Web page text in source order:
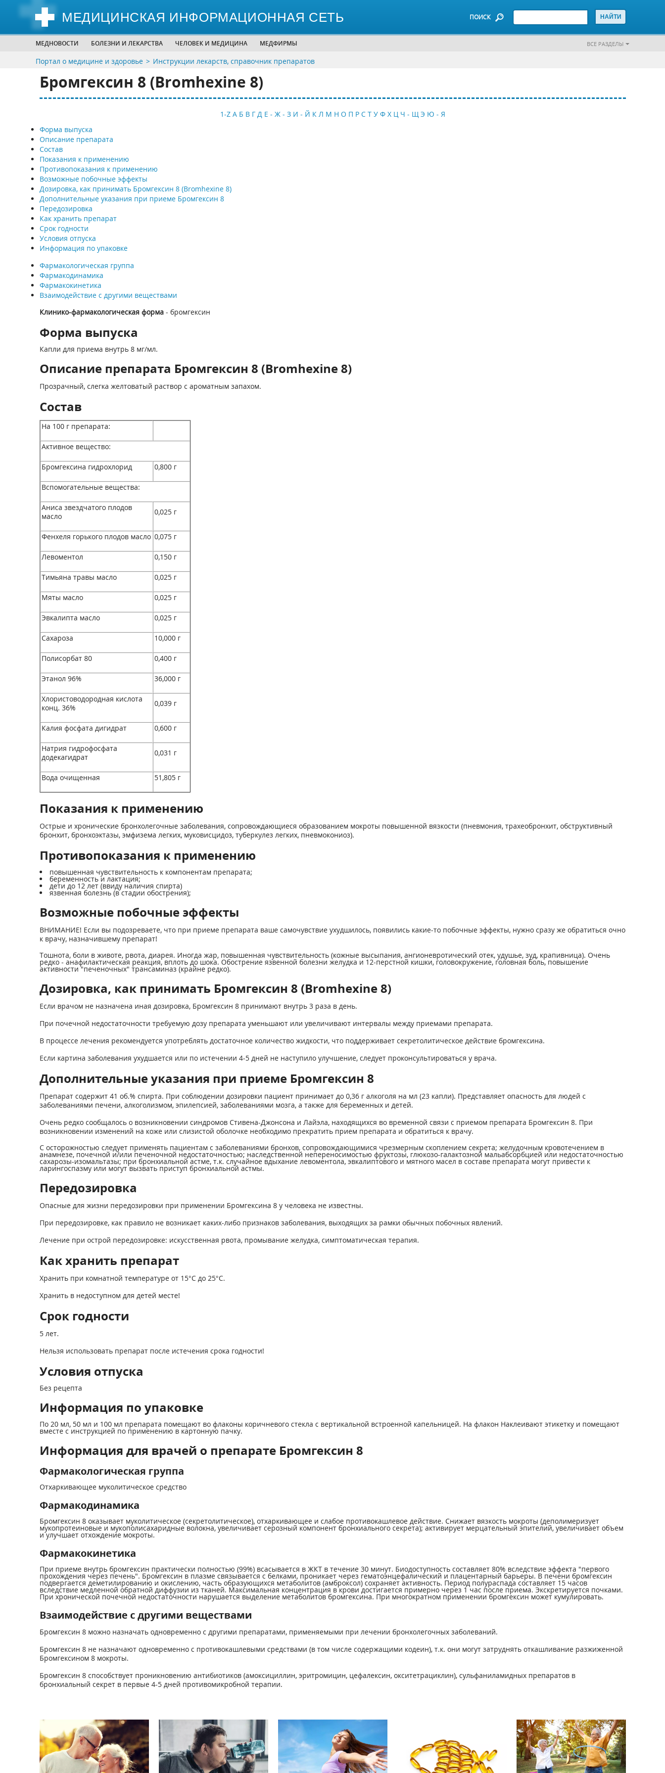
МЕДИЦИНСКАЯ ИНФОРМАЦИОННАЯ СЕТЬ ПОИСК
МЕДНОВОСТИ БОЛЕЗНИ И ЛЕКАРСТВА ЧЕЛОВЕК И МЕДИЦИНА МЕДФИРМЫ ВСЕ РАЗДЕЛЫ
Портал о медицине и здоровье Инструкции лекарств, справочник препаратов
Бромгексин 8 (Bromhexine 8)
1-Z А Б В Г Д Е - Ж - З И - Й К Л М Н О П Р С Т У Ф Х Ц Ч - Щ Э Ю - Я
Форма выпуска
Описание препарата
Состав
Показания к применению
Противопоказания к применению
Возможные побочные эффекты
Дозировка, как принимать Бромгексин 8 (Bromhexine 8)
Дополнительные указания при приеме Бромгексин 8
Передозировка
Как хранить препарат
Срок годности
Условия отпуска
Информация по упаковке
Фармакологическая группа
Фармакодинамика
Фармакокинетика
Взаимодействие с другими веществами
Клинико-фармакологическая форма- бромгексин
Форма выпуска
Капли для приема внутрь 8 мг/мл.
Описание препарата Бромгексин 8 (Bromhexine 8)
Прозрачный, слегка желтоватый раствор с ароматным запахом.
Состав
На 100 г препарата:
Активное вещество:
Бромгексина гидрохлорид 0,800 г
Вспомогательные вещества:
Аниса звездчатого плодов
масло
0,025 г
Фенхеля горького плодов масло 0,075 г
Левоментол 0,150 г
Тимьяна травы масло 0,025 г
Мяты масло 0,025 г
Эвкалипта масло 0,025 г
Сахароза 10,000 г
Полисорбат 80 0,400 г
Этанол 96% 36,000 г
Хлористоводородная кислота
конц. 36%
0,039 г
Калия фосфата дигидрат 0,600 г
Натрия гидрофосфата
додекагидрат
0,031 г
Вода очищенная 51,805 г
Показания к применению
Острые и хронические бронхолегочные заболевания, сопровождающиеся образованием мокроты повышенной вязкости (пневмония, трахеобронхит, обструктивный
бронхит, бронхоэктазы, эмфизема легких, муковисцидоз, туберкулез легких, пневмокониоз).
Противопоказания к применению
повышенная чувствительность к компонентам препарата;
беременность и лактация;
дети до 12 лет (ввиду наличия спирта)
язвенная болезнь (в стадии обострения);
Возможные побочные эффекты
ВНИМАНИЕ! Если вы подозреваете, что при приеме препарата ваше самочувствие ухудшилось, появились какие-то побочные эффекты, нужно сразу же обратиться очно
к врачу, назначившему препарат!
Тошнота, боли в животе, рвота, диарея. Иногда жар, повышенная чувствительность (кожные высыпания, ангионевротический отек, удушье, зуд, крапивница). Очень
редко - анафилактическая реакция, вплоть до шока. Обострение язвенной болезни желудка и 12-перстной кишки, головокружение, головная боль, повышение
активности "печеночных" трансаминаз (крайне редко).
Дозировка, как принимать Бромгексин 8 (Bromhexine 8)
Если врачом не назначена иная дозировка, Бромгексин 8 принимают внутрь 3 раза в день.
При почечной недостаточности требуемую дозу препарата уменьшают или увеличивают интервалы между приемами препарата.
В процессе лечения рекомендуется употреблять достаточное количество жидкости, что поддерживает секретолитическое действие бромгексина.
Если картина заболевания ухудшается или по истечении 4-5 дней не наступило улучшение, следует проконсультироваться у врача.
Дополнительные указания при приеме Бромгексин 8
Препарат содержит 41 об.% спирта. При соблюдении дозировки пациент принимает до 0,36 г алкоголя на мл (23 капли). Представляет опасность для людей с
заболеваниями печени, алкоголизмом, эпилепсией, заболеваниями мозга, а также для беременных и детей.
Очень редко сообщалось о возникновении синдромов Стивена-Джонсона и Лайэла, находящихся во временной связи с приемом препарата Бромгексин 8. При
возникновении изменений на коже или слизистой оболочке необходимо прекратить прием препарата и обратиться к врачу.
С осторожностью следует применять пациентам с заболеваниями бронхов, сопровождающимися чрезмерным скоплением секрета; желудочным кровотечением в
анамнезе, почечной и/или печеночной недостаточностью; наследственной непереносимостью фруктозы, глюкозо-галактозной мальабсорбцией или недостаточностью
сахарозы-изомальтазы; при бронхиальной астме, т.к. случайное вдыхание левоментола, эвкалиптового и мятного масел в составе препарата могут привести к
ларингоспазму или могут вызвать приступ бронхиальной астмы.
Передозировка
Опасные для жизни передозировки при применении Бромгексина 8 у человека не известны.
При передозировке, как правило не возникает каких-либо признаков заболевания, выходящих за рамки обычных побочных явлений.
Лечение при острой передозировке: искусственная рвота, промывание желудка, симптоматическая терапия.
Как хранить препарат
Хранить при комнатной температуре от 15°С до 25°С.
Хранить в недоступном для детей месте!
Срок годности
5 лет.
Нельзя использовать препарат после истечения срока годности!
Условия отпуска
Без рецепта
Информация по упаковке
По 20 мл, 50 мл и 100 мл препарата помещают во флаконы коричневого стекла с вертикальной встроенной капельницей. На флакон Наклеивают этикетку и помещают
вместе с инструкцией по применению в картонную пачку.
Информация для врачей о препарате Бромгексин 8
Фармакологическая группа
Отхаркивающее муколитическое средство
Фармакодинамика
Бромгексин 8 оказывает муколитическое (секретолитическое), отхаркивающее и слабое противокашлевое действие. Снижает вязкость мокроты (деполимеризует
мукопротеиновые и мукополисахаридные волокна, увеличивает серозный компонент бронхиального секрета); активирует мерцательный эпителий, увеличивает объем
и улучшает отхождение мокроты.
Фармакокинетика
При приеме внутрь бромгексин практически полностью (99%) всасывается в ЖКТ в течение 30 минут. Биодоступность составляет 80% вследствие эффекта "первого
прохождения через печень". Бромгексин в плазме связывается с белками, проникает через гематоэнцефалический и плацентарный барьеры. В печени бромгексин
подвергается деметилированию и окислению, часть образующихся метаболитов (амброксол) сохраняет активность. Период полураспада составляет 15 часов
вследствие медленной обратной диффузии из тканей. Максимальная концентрация в крови достигается примерно через 1 час после приема. Экскретируется почками.
При хронической почечной недостаточности нарушается выделение метаболитов бромгексина. При многократном применении бромгексин может кумулировать.
Взаимодействие с другими веществами
Бромгексин 8 можно назначать одновременно с другими препаратами, применяемыми при лечении бронхолегочных заболеваний.
Бромгексин 8 не назначают одновременно с противокашлевыми средствами (в том числе содержащими кодеин), т.к. они могут затруднять откашливание разжиженной
Бромгексином 8 мокроты.
Бромгексин 8 способствует проникновению антибиотиков (амоксициллин, эритромицин, цефалексин, окситетрациклин), сульфаниламидных препаратов в
бронхиальный секрет в первые 4-5 дней противомикробной терапии.